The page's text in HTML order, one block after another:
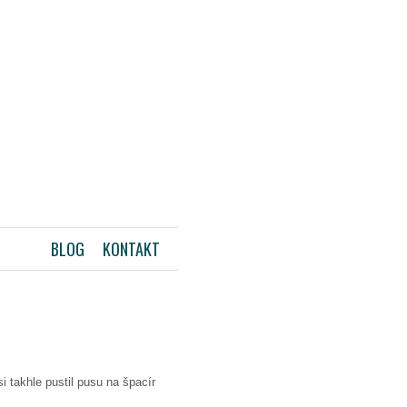
KONTAKT
BLOG
takhle pustil pusu na špacír